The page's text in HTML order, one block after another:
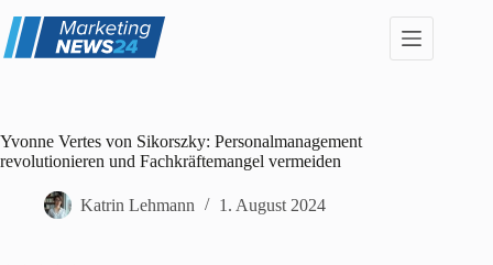
Inhalt
springen
Yvonne Vertes von Sikorszky: Personalmanagement
revolutionieren und Fachkräftemangel vermeiden
Katrin Lehmann 1. August 2024